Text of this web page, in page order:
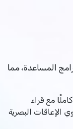
المساعدة، مما
مع قراء
الإعاقات البصرية